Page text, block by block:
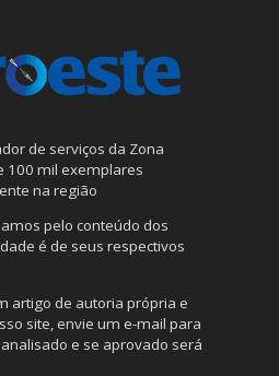
de serviços da Zona
100 mil exemplares
na região
pelo conteúdo dos
é de seus respectivos
artigo de autoria própria e
site, envie um e-mail para
e se aprovado será